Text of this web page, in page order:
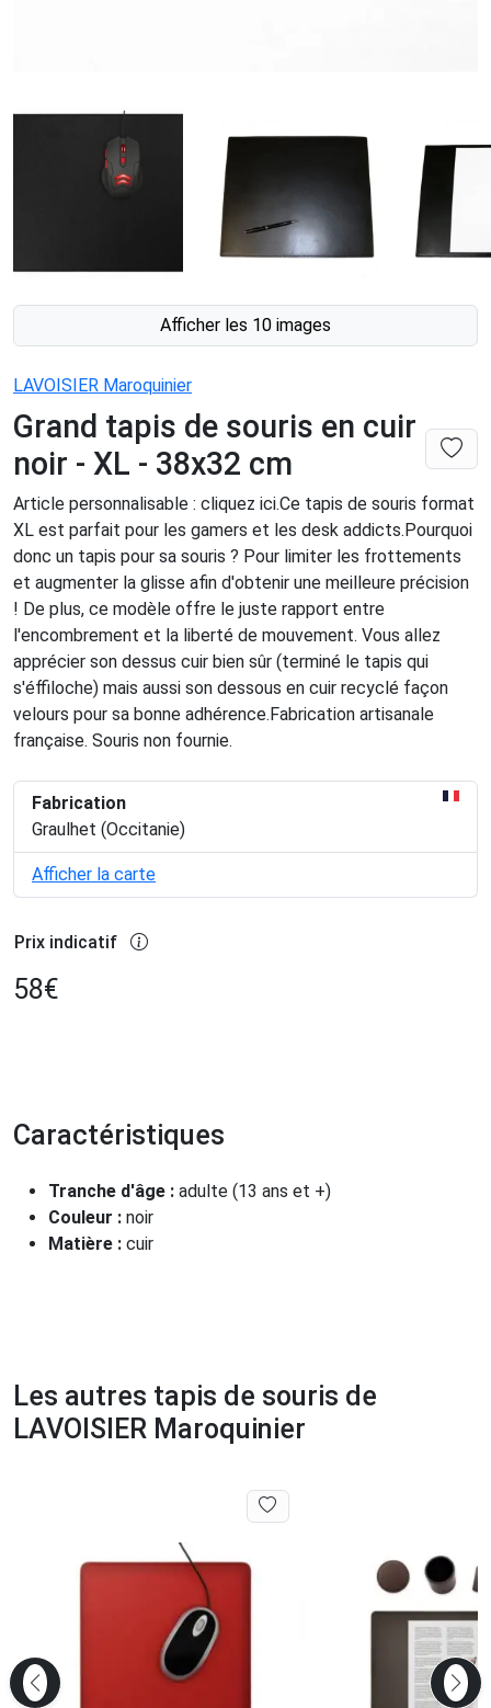
Afficher les 10 images
LAVOISIER Maroquinier
Grand tapis de souris en cuir
noir - XL - 38x32 cm
Article personnalisable : cliquez ici.Ce tapis de souris format
XL est parfait pour les gamers et les desk addicts.Pourquoi
donc un tapis pour sa souris ? Pour limiter les frottements
et augmenter la glisse afin d'obtenir une meilleure précision
! De plus, ce modèle offre le juste rapport entre
l'encombrement et la liberté de mouvement. Vous allez
apprécier son dessus cuir bien sûr (terminé le tapis qui
s'éffiloche) mais aussi son dessous en cuir recyclé façon
velours pour sa bonne adhérence.Fabrication artisanale
française. Souris non fournie.
Fabrication
Graulhet (Occitanie)
Afficher la carte
Prix indicatif
58€
Caractéristiques
Tranche d'âge : adulte (13 ans et +)
Couleur : noir
Matière : cuir
Les autres tapis de souris de
LAVOISIER Maroquinier